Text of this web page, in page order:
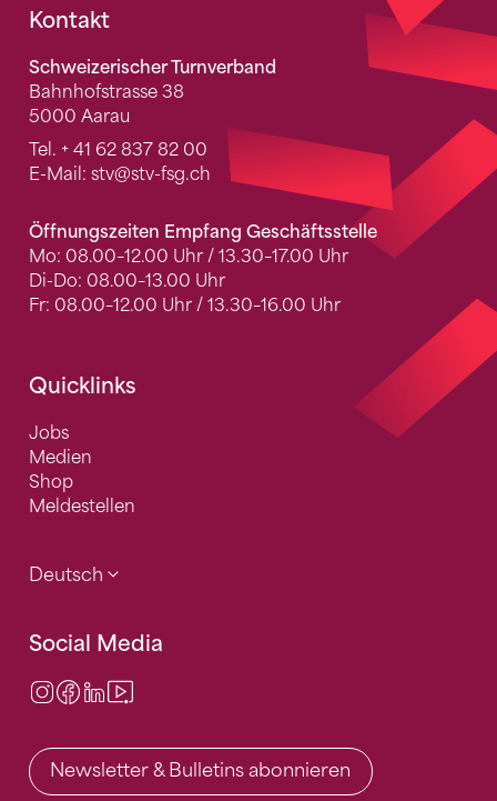
Fusszeile
Kontakt
Schweizerischer Turnverband
Bahnhofstrasse 38
5000 Aarau
Tel. + 41 62 837 82 00
E-Mail: stv@stv-fsg.ch
Öffnungszeiten Empfang Geschäftsstelle
Mo: 08.00–12.00 Uhr / 13.30–17.00 Uhr
Di-Do: 08.00–13.00 Uhr
Fr: 08.00–12.00 Uhr / 13.30–16.00 Uhr
Quicklinks
Jobs
Medien
Shop
Meldestellen
Deutsch
Social Media
Instagram
Facebook
LinkedIn
Newsletter & Bulletins abonnieren